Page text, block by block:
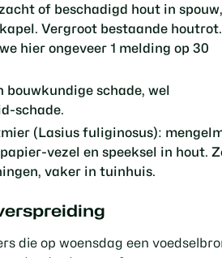
of beschadigd hout in
Vergroot bestaande
hier ongeveer 1 melding op 30
bouwkundige schade, wel
schade.
(Lasius fuliginosus):
vezel en speeksel in hout.
vaker in tuinhuis.
die op woensdag een